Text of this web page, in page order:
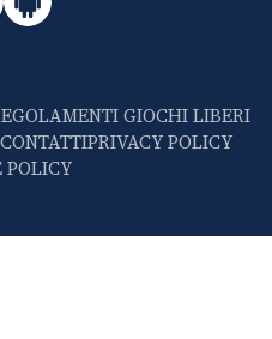
GIOCHI LIBERI
CONTATTIPRIVACY POLICY
POLICY